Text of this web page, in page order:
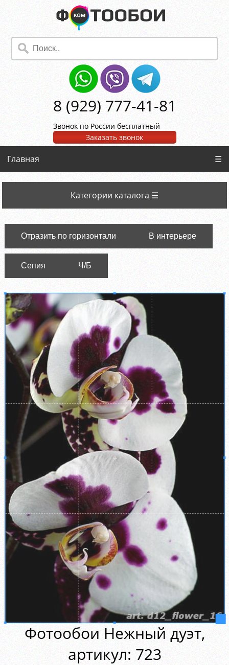
8 (929) 777-41-81
Звонок по России бесплатный
Заказать звонок
Главная ☰
Категории каталога ☰
Отразить по горизонтали В интерьере
Сепия Ч/Б
Фотообои Нежный дуэт,
aртикул: 723